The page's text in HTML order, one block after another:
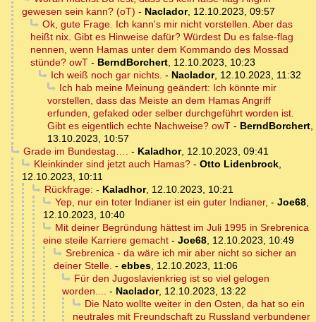
gewesen sein kann? (oT) - Naclador, 12.10.2023, 09:57
Ok, gute Frage. Ich kann's mir nicht vorstellen. Aber das
heißt nix. Gibt es Hinweise dafür? Würdest Du es false-flag
nennen, wenn Hamas unter dem Kommando des Mossad
stünde? owT - BerndBorchert, 12.10.2023, 10:23
Ich weiß noch gar nichts. - Naclador, 12.10.2023, 11:32
Ich hab meine Meinung geändert: Ich könnte mir
vorstellen, dass das Meiste an dem Hamas Angriff
erfunden, gefaked oder selber durchgeführt worden ist.
Gibt es eigentlich echte Nachweise? owT - BerndBorchert,
13.10.2023, 10:57
Grade im Bundestag…. - Kaladhor, 12.10.2023, 09:41
Kleinkinder sind jetzt auch Hamas?- Otto Lidenbrock,
12.10.2023, 10:11
Rückfrage: - Kaladhor, 12.10.2023, 10:21
Yep, nur ein toter Indianer ist ein guter Indianer, - Joe68,
12.10.2023, 10:40
Mit deiner Begründung hättest im Juli 1995 in Srebrenica
eine steile Karriere gemacht - Joe68, 12.10.2023, 10:49
Srebrenica - da wäre ich mir aber nicht so sicher an
deiner Stelle. - ebbes, 12.10.2023, 11:06
Für den Jugoslavienkrieg ist so viel gelogen
worden.... - Naclador, 12.10.2023, 13:22
Die Nato wollte weiter in den Osten, da hat so ein
neutrales mit Freundschaft zu Russland verbundener